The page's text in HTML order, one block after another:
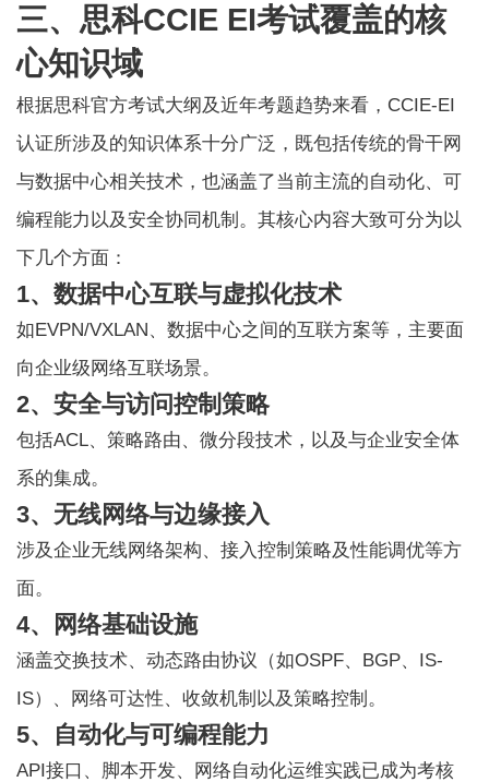
三、思科CCIE EI考试覆盖的核
心知识域
根据思科官方考试大纲及近年考题趋势来看， CCIE-EI
认证所涉及的知识体系十分广泛，既包括传统的骨干网
与数据中心相关技术，也涵盖了当前主流的自动化、可
编程能力以及安全协同机制。其核心内容大致可分为以
下几个方面：
1、数据中心互联与虚拟化技术
如EVPN/VXLAN、数据中心之间的互联方案等，主要面
向企业级网络互联场景。
2、安全与访问控制策略
包括ACL、策略路由、微分段技术，以及与企业安全体
系的集成。
3、无线网络与边缘接入
涉及企业无线网络架构、接入控制策略及性能调优等方
面。
4、网络基础设施
涵盖交换技术、动态路由协议（如OSPF、BGP、IS-
IS）、网络可达性、收敛机制以及策略控制。
5、自动化与可编程能力
API接口、脚本开发、网络自动化运维实践已成为考核